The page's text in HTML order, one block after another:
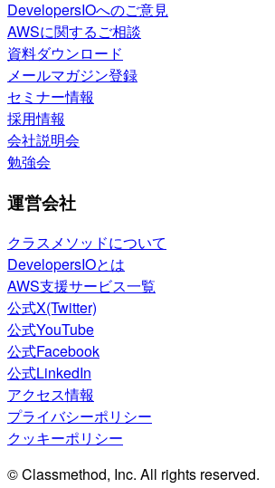
DevelopersIOへのご意見
AWSに関するご相談
資料ダウンロード
メールマガジン登録
セミナー情報
採用情報
会社説明会
勉強会
運営会社
クラスメソッドについて
DevelopersIOとは
AWS支援サービス一覧
公式X(Twitter)
公式YouTube
公式Facebook
公式LinkedIn
アクセス情報
プライバシーポリシー
クッキーポリシー
© Classmethod, Inc. All rights reserved.